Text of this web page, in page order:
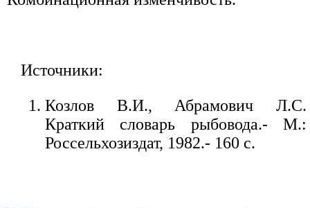
Источники:
Козлов В.И., Абрамович Л.С.
Краткий словарь рыбовода.- М.:
Россельхозиздат, 1982.- 160 с.